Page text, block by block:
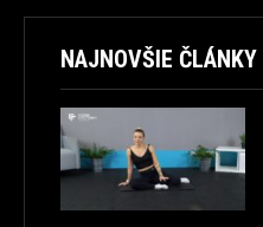
NAJNOVŠIE ČLÁNKY